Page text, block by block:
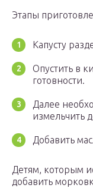
Этапы
Капусту
Опустить в
готовности.
Далее
измельчить
Добавить
Детям, которым
добавить